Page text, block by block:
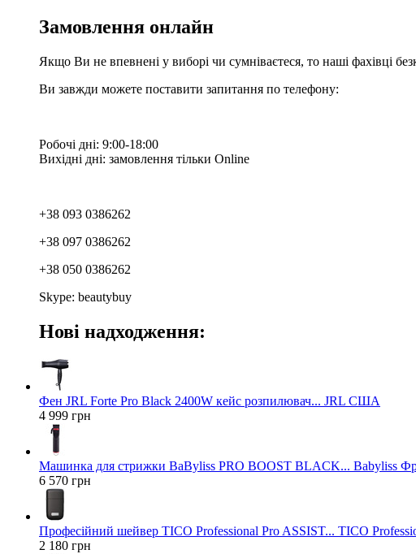
Замовлення онлайн
Якщо Ви не впевнені у виборі чи сумніваєтеся, то наші фахівці
Ви завжди можете поставити запитання по телефону:
Робочі дні: 9:00-18:00
Вихідні дні: замовлення тільки Online
+38 093 0386262
+38 097 0386262
+38 050 0386262
Skype: beautybuy
Нові надходження:
Фен JRL Forte Pro Black 2400W кейс розпилювач... JRL США
4 999 грн
Машинка для стрижки BaByliss PRO BOOST BLACK... Babyliss
6 570 грн
Професійний шейвер TICO Professional Pro ASSIST... TICO
2 180 грн